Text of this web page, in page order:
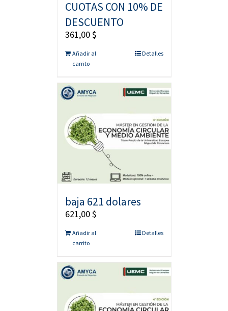
CUOTAS CON 10% DE
DESCUENTO
361,00$
Añadir al
carrito
Detalles
baja 621 dolares
621,00$
Añadir al
carrito
Detalles